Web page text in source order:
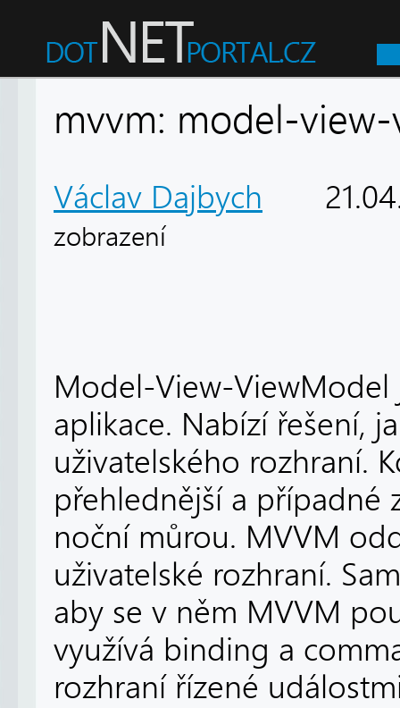
mvvm: model-
Václav Dajbych
zobrazení
Model-View-ViewModel
aplikace. Nabízí řešení,
uživatelského rozhraní.
přehlednější a případné
noční můrou. MVVM
uživatelské rozhraní.
aby se v něm MVVM
využívá binding a
rozhraní řízené